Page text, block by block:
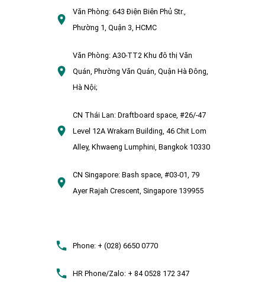
Văn Phòng:643 Điện Biên Phủ Str.,
Phường 1, Quận 3, HCMC
Văn Phòng:A30-TT2 Khu đô thị Văn
Quán, Phường Văn Quán, Quận Hà Đông,
Hà Nội;
CN Thái Lan: Draftboard space, #26/-47
Level 12A Wrakarn Building, 46 Chit Lom
Alley, Khwaeng Lumphini, Bangkok 10330
CN Singapore: Bash space, #03-01, 79
Ayer Rajah Crescent, Singapore 139955
Phone:+ (028) 6650 0770
HR Phone/Zalo:+ 84 0528 172 347